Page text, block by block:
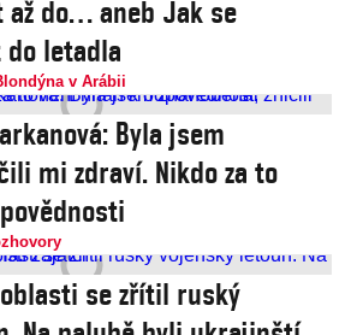
do… aneb Jak se
letadla
v Arábii
Byla jsem
mi zdraví. Nikdo za to
se zřítil ruský